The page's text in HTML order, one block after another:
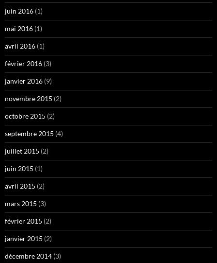
juin 2016 (1)
mai 2016 (1)
avril 2016 (1)
février 2016 (3)
janvier 2016 (9)
novembre 2015 (2)
octobre 2015 (2)
septembre 2015 (4)
juillet 2015 (2)
juin 2015 (1)
avril 2015 (2)
mars 2015 (3)
février 2015 (2)
janvier 2015 (2)
décembre 2014 (3)